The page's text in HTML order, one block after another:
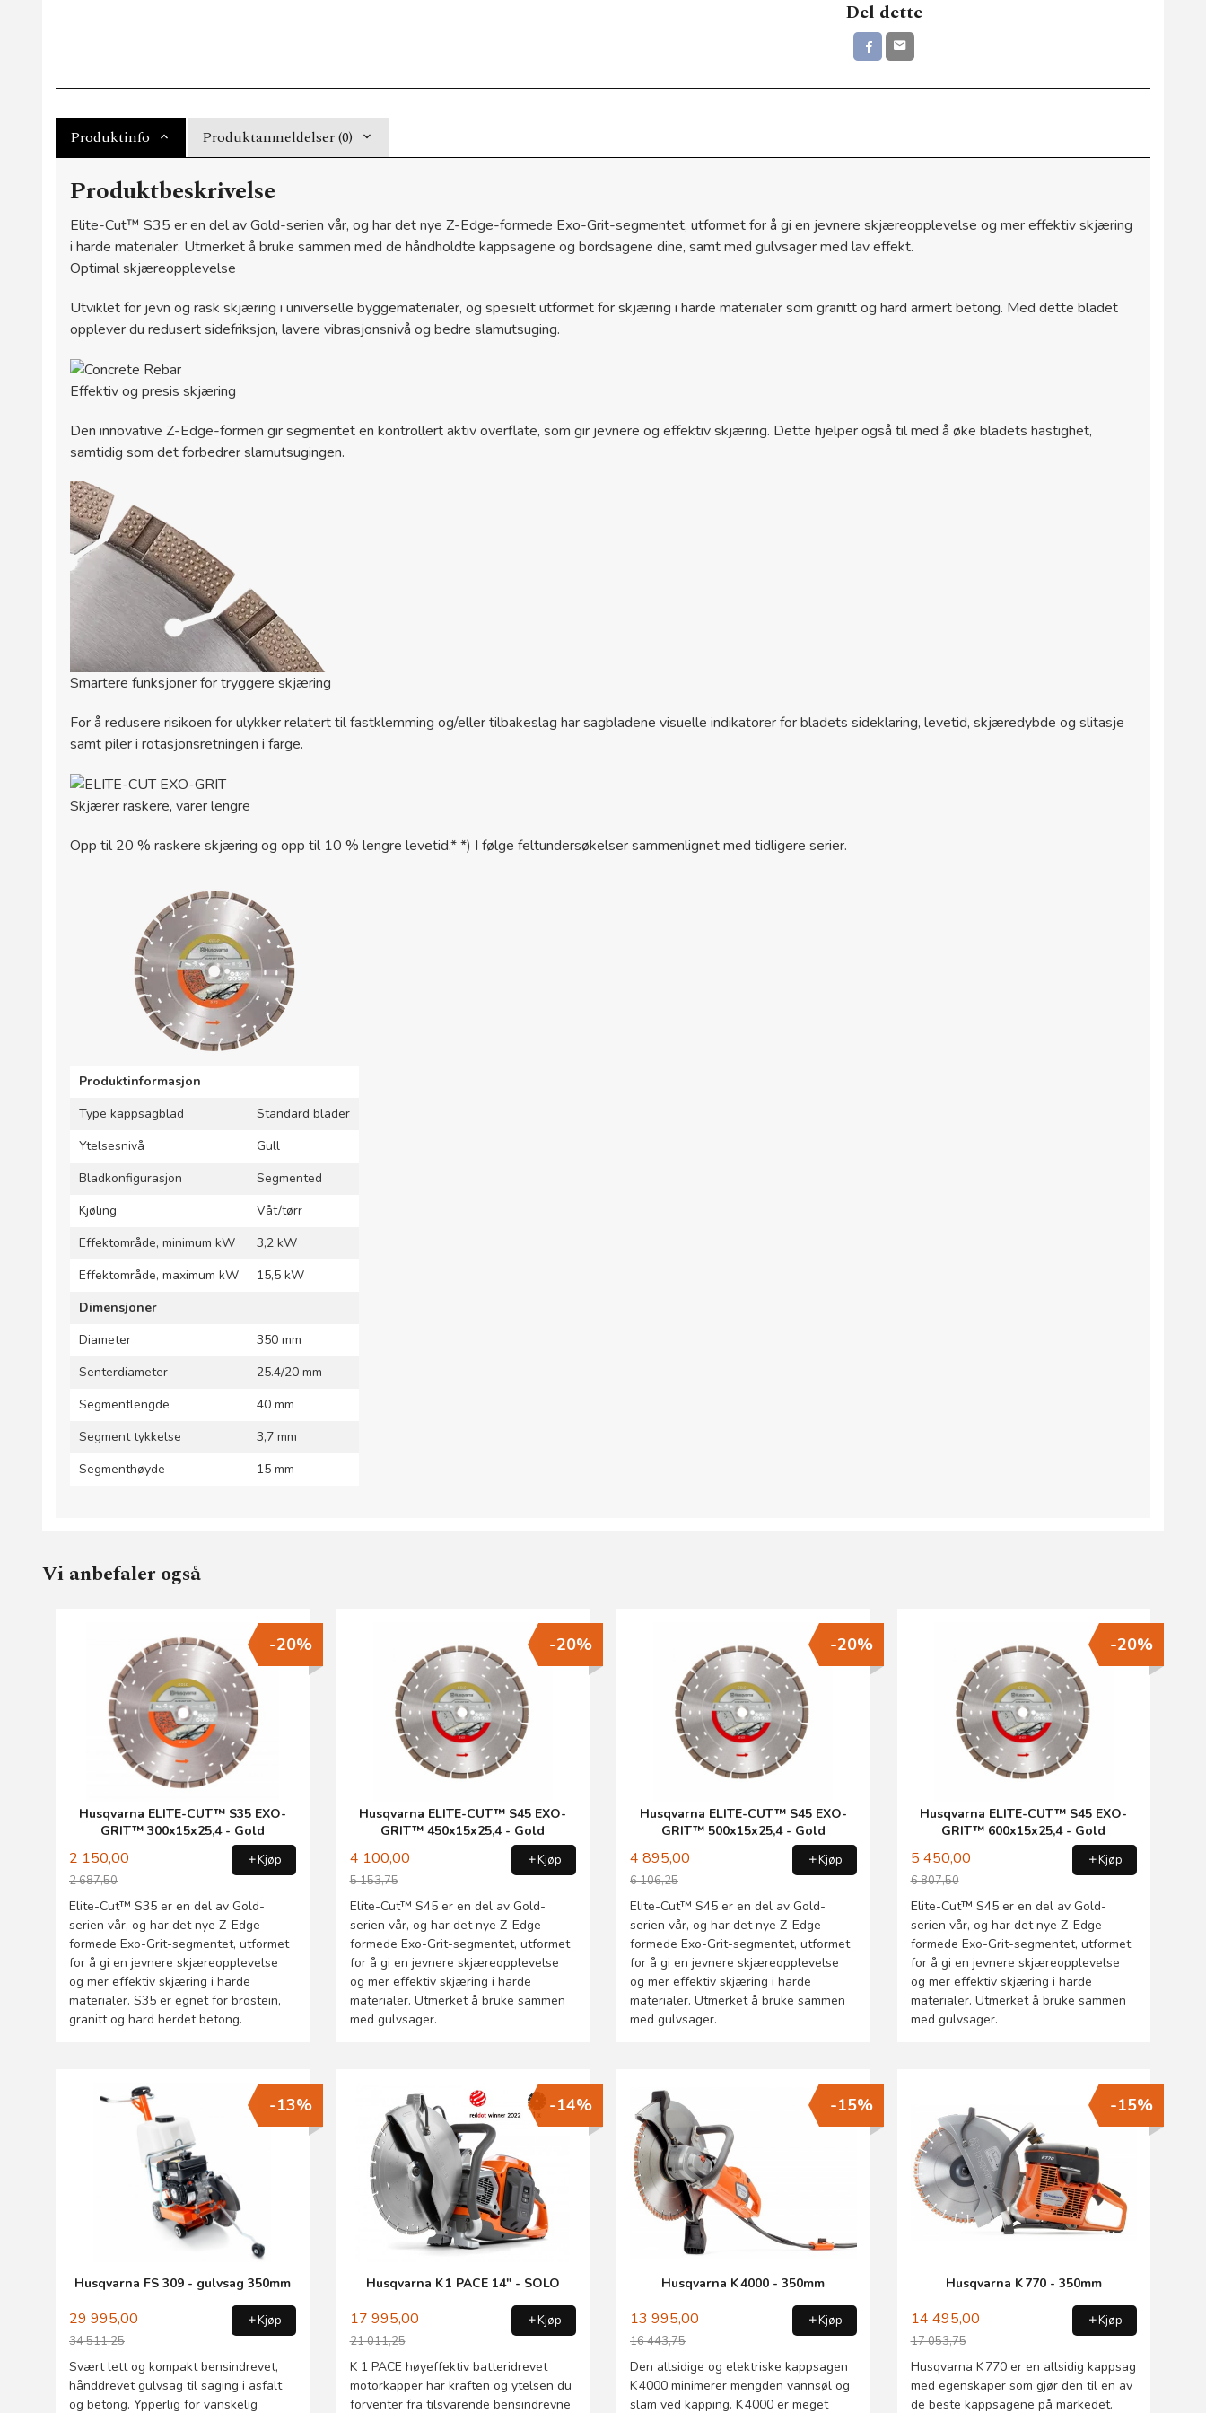
Del dette
Produktinfo Produktanmeldelser (0)
Produktbeskrivelse
Elite-Cut™ S35 er en del av Gold-serien vår, og har det nye Z-Edge-formede Exo-Grit-segmentet, utformet for å gi en jevnere skjæreopplevelse og mer effektiv skjæring
i harde materialer. Utmerket å bruke sammen med de håndholdte kappsagene og bordsagene dine, samt med gulvsager med lav effekt.
Optimal skjæreopplevelse
Utviklet for jevn og rask skjæring i universelle byggematerialer, og spesielt utformet for skjæring i harde materialer som granitt og hard armert betong. Med dette bladet
opplever du redusert sidefriksjon, lavere vibrasjonsnivå og bedre slamutsuging.
Effektiv og presis skjæring
Den innovative Z-Edge-formen gir segmentet en kontrollert aktiv overflate, som gir jevnere og effektiv skjæring. Dette hjelper også til med å øke bladets hastighet,
samtidig som det forbedrer slamutsugingen.
Smartere funksjoner for tryggere skjæring
For å redusere risikoen for ulykker relatert til fastklemming og/eller tilbakeslag har sagbladene visuelle indikatorer for bladets sideklaring, levetid, skjæredybde og slitasje
samt piler i rotasjonsretningen i farge.
Skjærer raskere, varer lengre
Opp til 20 % raskere skjæring og opp til 10 % lengre levetid.* *) I følge feltundersøkelser sammenlignet med tidligere serier.
Produktinformasjon
Type kappsagblad
Standard blader
Ytelsesnivå
Gull
Bladkonfigurasjon
Segmented
Kjøling
Våt/tørr
Effektområde, minimum kW
3,2 kW
Effektområde, maximum kW
15,5 kW
Dimensjoner
Diameter
350 mm
Senterdiameter
25.4/20 mm
Segmentlengde
40 mm
Segment tykkelse
3,7 mm
Segmenthøyde
15 mm
Vi anbefaler også
Husqvarna ELITE-CUT™ S35 EXO-
GRIT™ 300x15x25,4 - Gold
2 150,00
2 687,50
Rabatt
-20%
Kjøp
Elite-Cut™ S35 er en del av Gold-
serien vår, og har det nye Z-Edge-
formede Exo-Grit-segmentet, utformet
for å gi en jevnere skjæreopplevelse
og mer effektiv skjæring i harde
materialer. S35 er egnet for brostein,
granitt og hard herdet betong.
Husqvarna ELITE-CUT™ S45 EXO-
GRIT™ 450x15x25,4 - Gold
4 100,00
5 153,75
Rabatt
-20%
Kjøp
Elite-Cut™ S45 er en del av Gold-
serien vår, og har det nye Z-Edge-
formede Exo-Grit-segmentet, utformet
for å gi en jevnere skjæreopplevelse
og mer effektiv skjæring i harde
materialer. Utmerket å bruke sammen
med gulvsager.
Husqvarna ELITE-CUT™ S45 EXO-
GRIT™ 500x15x25,4 - Gold
4 895,00
6 106,25
Rabatt
-20%
Kjøp
Elite-Cut™ S45 er en del av Gold-
serien vår, og har det nye Z-Edge-
formede Exo-Grit-segmentet, utformet
for å gi en jevnere skjæreopplevelse
og mer effektiv skjæring i harde
materialer. Utmerket å bruke sammen
med gulvsager.
Husqvarna ELITE-CUT™ S45 EXO-
GRIT™ 600x15x25,4 - Gold
5 450,00
6 807,50
Rabatt
-20%
Kjøp
Elite-Cut™ S45 er en del av Gold-
serien vår, og har det nye Z-Edge-
formede Exo-Grit-segmentet, utformet
for å gi en jevnere skjæreopplevelse
og mer effektiv skjæring i harde
materialer. Utmerket å bruke sammen
med gulvsager.
Husqvarna FS 309 - gulvsag 350mm
29 995,00
34 511,25
Rabatt
-13%
Kjøp
Svært lett og kompakt bensindrevet,
hånddrevet gulvsag til saging i asfalt
og betong. Ypperlig for vanskelig
Husqvarna K 1 PACE 14" - SOLO
17 995,00
21 011,25
Rabatt
-14%
Kjøp
K 1 PACE høyeffektiv batteridrevet
motorkapper har kraften og ytelsen du
forventer fra tilsvarende bensindrevne
Husqvarna K 4000 - 350mm
13 995,00
16 443,75
Rabatt
-15%
Kjøp
Den allsidige og elektriske kappsagen
K 4000 minimerer mengden vannsøl og
slam ved kapping. K 4000 er meget
Husqvarna K 770 - 350mm
14 495,00
17 053,75
Rabatt
-15%
Kjøp
Husqvarna K 770 er en allsidig kappsag
med egenskaper som gjør den til en av
de beste kappsagene på markedet.